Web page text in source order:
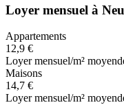
Loyer mensuel à
Appartements
12,9 €
Loyer mensuel/m² moyen
Maisons
14,7 €
Loyer mensuel/m² moyen